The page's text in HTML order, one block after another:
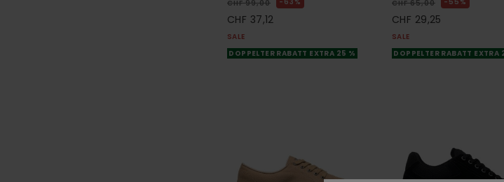
CHF 99,00
CHF 37,12
SALE
DOPPELTER RABATT EXTRA 25 %
CHF 65,00
CHF 29,25
SALE
DOPPELTER RABATT EXTRA